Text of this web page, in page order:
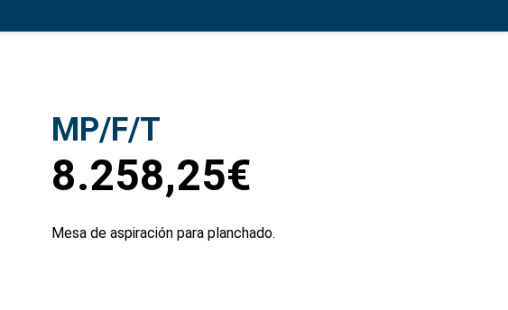
MP/F/T
8.258,25€
Mesa de aspiración para planchado.